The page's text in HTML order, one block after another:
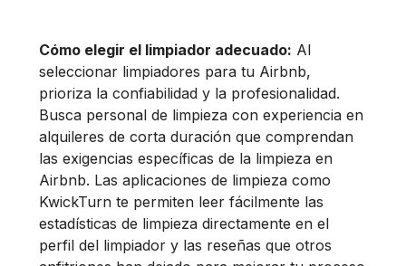
Cómo elegir el limpiador adecuado: Al
seleccionar limpiadores para tu Airbnb,
prioriza la confiabilidad y la profesionalidad.
Busca personal de limpieza con experiencia en
alquileres de corta duración que comprendan
las exigencias específicas de la limpieza en
Airbnb. Las aplicaciones de limpieza como
KwickTurn te permiten leer fácilmente las
estadísticas de limpieza directamente en el
perfil del limpiador y las reseñas que otros